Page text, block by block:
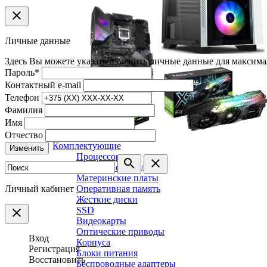
Комплектующие
Процессоры
Системы охлаждения
Материнские платы
Оперативная память
Жесткие диски
SSD
Видеокарты
Оптические приводы
Корпуса
Блоки питания
Беспроводные адаптеры
clear
Личные данные
Здесь Вы можете указать/изменить личные данные для
Пароль*
Контактный e-mail
Телефон
Фамилия
Имя
Отчество
Изменить
search clear
Личный кабинет
clear
Вход
Регистрация
Восстановить